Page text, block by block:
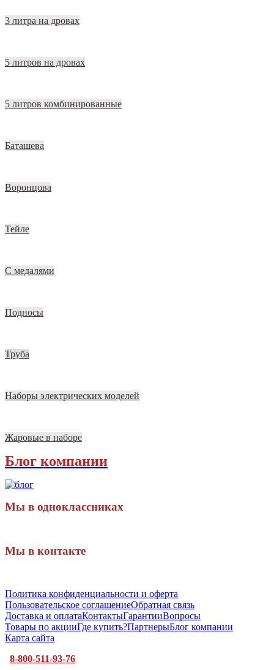
3 литра на дровах
5 литров на дровах
5 литров комбинированные
Баташева
Воронцова
Тейле
С медалями
Подносы
Труба
Наборы электрических моделей
Жаровые в наборе
Блог компании
Мы в одноклассниках
Мы в контакте
Политика конфиденциальности и оферта
Пользовательское соглашениеОбратная связь
Доставка и оплатаКонтактыГарантииВопросы
Товары по акцииГде купить?ПартнерыБлог компании
Карта сайта
8-800-511-93-76